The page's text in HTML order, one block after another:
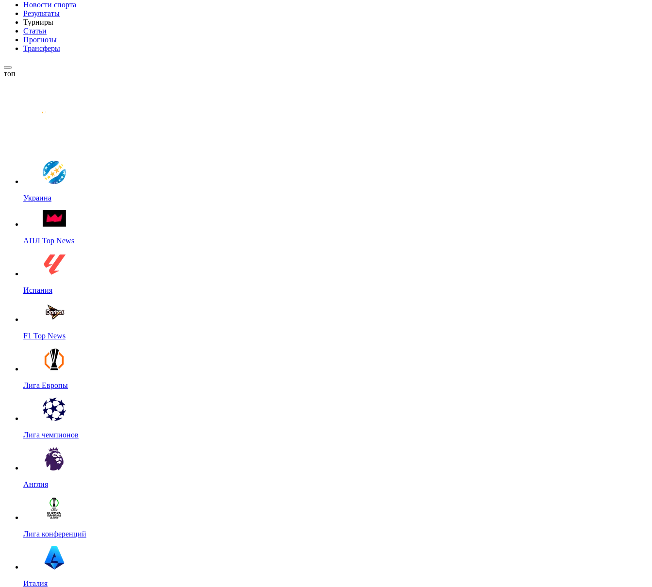
Новости спорта
Результаты
Турниры
Статьи
Прогнозы
Трансферы
топ
Украина
АПЛ Top News
Испания
F1 Top News
Лига Европы
Лига чемпионов
Англия
Лига конференций
Италия